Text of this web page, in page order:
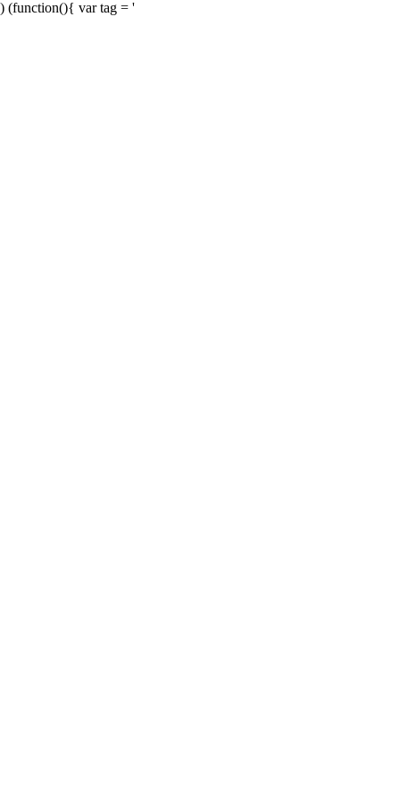
) (function(){ var tag = '